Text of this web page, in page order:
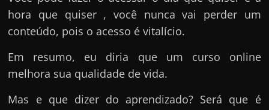
r
d
e
hora que quiser , você nunca vai perder um
conteúdo, pois o acesso é vitalício.
Em resumo, eu diria que um curso online
melhora sua qualidade de vida.
Mas e que dizer do aprendizado? Será que é